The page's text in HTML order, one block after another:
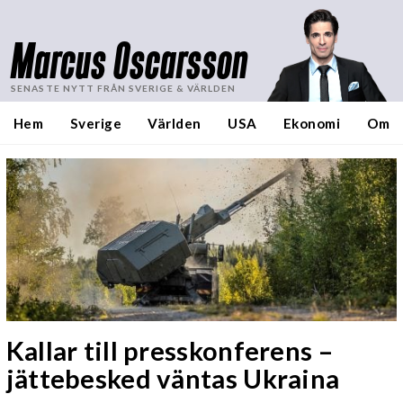
Marcus Oscarsson
SENASTE NYTT FRÅN SVERIGE & VÄRLDEN
Hem Sverige Världen USA Ekonomi Om
Kallar till presskonferens –
jättebesked väntas Ukraina